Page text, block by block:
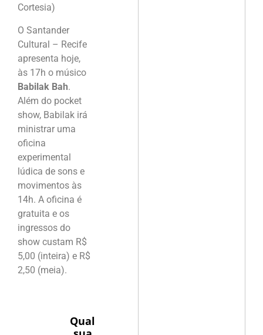
Cortesia)
O Santander
Cultural – Recife
apresenta hoje,
às 17h o músico
Babilak Bah.
Além do pocket
show, Babilak irá
ministrar uma
oficina
experimental
lúdica de sons e
movimentos às
14h. A oficina é
gratuita e os
ingressos do
show custam R$
5,00 (inteira) e R$
2,50 (meia).
Qual